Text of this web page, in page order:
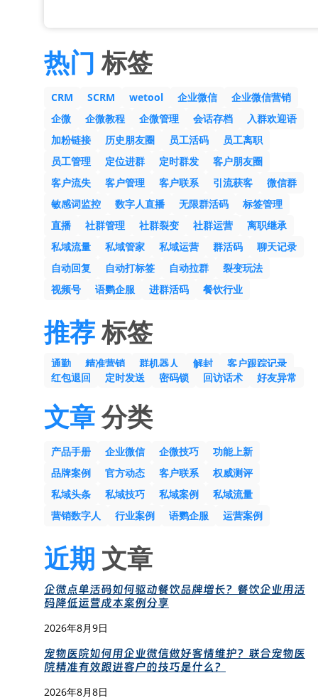
热门 标签
CRM SCRM wetool 企业微信
企业微信营销
企微
企微教程 企微管理 会话存档
入群欢迎语
加粉链接
历史朋友圈 员工活码
员工离职
员工管理
定位进群 定时群发
客户朋友圈
客户流失
客户管理 客户联系 引流获客
微信群
敏感词监控
数字人直播 无限群活码
标签管理
直播
社群管理 社群裂变 社群运营
离职继承
私域流量
私域管家 私域运营 群活码
聊天记录
自动回复
自动打标签 自动拉群
裂变玩法
视频号
语鹦企服 进群活码 餐饮行业
推荐标签
通勤 精准营销 群机器人 解封
客户跟踪记录
红包退回
定时发送 密码锁 回访话术 好友异常
文章分类
产品手册 企业微信 企微技巧
功能上新
品牌案例
官方动态 客户联系
权威测评
私域头条
私域技巧 私域案例
私域流量
营销数字人
行业案例 语鹦企服 运营案例
近期 文章
企微点单活码如何驱动餐饮品牌增长？餐饮企业用活
码降低运营成本案例分享
2026年8月9日
宠物医院如何用企业微信做好客情维护？联合宠物医
院精准有效跟进客户的技巧是什么？
2026年8月8日